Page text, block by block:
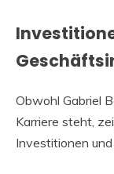
Obwohl Gabriel
Karriere steht,
Investitionen